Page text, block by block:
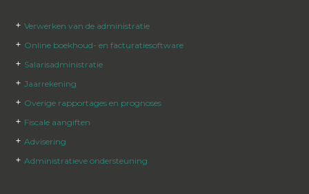
+Verwerken van de administratie
+ Online boekhoud- en facturatiesoftware
+ Salarisadministratie
+Jaarrekening
+ Overige rapportages en prognoses
+ Fiscale aangiften
+Advisering
+Administratieve ondersteuning